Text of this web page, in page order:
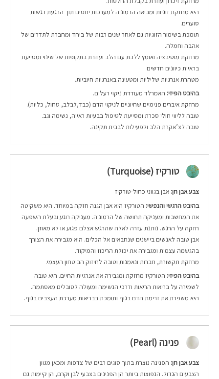
היא מחזקת זוגיות ומביאה הרמוניה למערכות יחסים תוך הרגעת רגשות
סוערים.
תומכת בשימור הזוגיות גם לאחר שנים רבות של ביחד ומחברת לתדרים של
אהבה וחמלה.
מחזקת מוטיבציה ואומץ ללכת עם הלב ועוזרת בתקופות של שינוי ומסייעת
בראיית כיוונים חדשים
מטהרת אנרגיות שליליות ומטעינה באנרגיות חיוביות.
בהיבט הפיזי: האמרלד מעודדת ניקוי רעלים.
מחזקת איברים פנימיים שחיוניים לניקוי הדם (כבד,לבלב, טחול, כליות).
טובה לליווי חולי סכרת ומסייעת לטיפול בבעיות ראייה, נשימה וגב.
טובה לצ’אקרת הלב ולפעילות לבבית תקינה.
טורקיז (Turquoise)
צבע אבן חן: אבן בגווני כחול-טורקיז
בהיבט הרגשי והנפשי: הטורקיז היא אבן הגנה חזקה במיוחד. היא משקיטה
את המחשבות ומעניקה תחושה של הרמוניה. מעניקה רוגע ובעלת השפעה
חזקה על הרגש. נותנת עזרה לאלה שהרגש אצלם פגוע או לא מאוזן.
אבן טובה לאנשים ביישנים שנחבאים אל הכלים. היא מגבירה את הצורך
בהגשמה עצמית ומגבירה את יכולת הריכוז והמיקוד.
מחזקת תקשורת, חברות ונאמנות וטובה לחיזוק הביטחון העצמי.
בהיבט הפיזי: הטורקיז מחזקת ומגבירה את אנרגיית החיים. היא טובה
לשמירה על בריאות הריאות ודרכי הנשימה ומעולה לסובלים מאסתמה.
היא משפרת את זרימת הדם בגוף ותומכת בבריאות מערכת העצבים בגוף.
פנינה (Pearl)
צבע אבן חן: הפנינה נוצרת בתוך סוגים רבים של צדפות ומכאן מגוון
הצבעים הגדול. הנפוצות ביותר הן הפנינים בצבעי לבן וקרם, הן קיימות גם